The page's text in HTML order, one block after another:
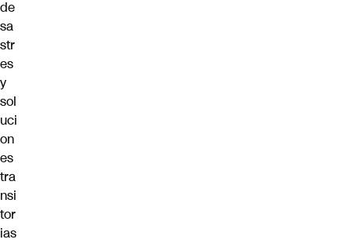
de
sa
str
es
y
sol
uci
on
es
tra
nsi
tor
ias